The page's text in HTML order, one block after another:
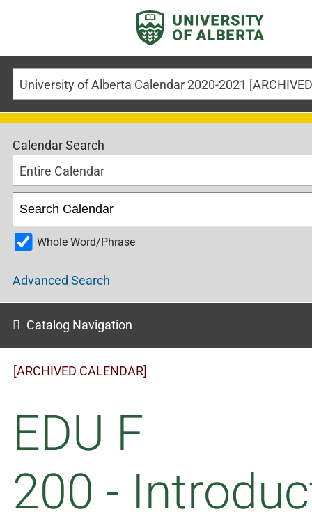
Calendar Search
Entire Calendar
Whole Word/Phrase
Advanced Search
Catalog Navigation
[ARCHIVED CALENDAR]
EDU F
200 -